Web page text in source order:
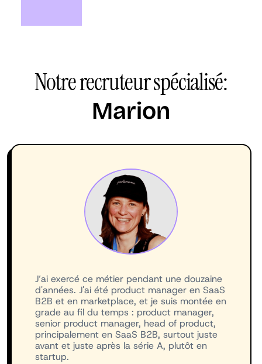
Notre recruteur spécialisé:
Marion
J’ai exercé ce métier pendant une douzaine
d'années. J'ai été product manager en SaaS
B2B et en marketplace, et je suis montée en
grade au fil du temps : product manager,
senior product manager, head of product,
principalement en SaaS B2B, surtout juste
avant et juste après la série A, plutôt en
startup.